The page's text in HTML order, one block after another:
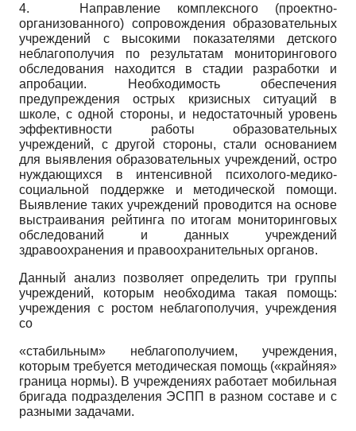
4.
Направление комплексного (проектно-
организованного) сопровождения образовательных
учреждений с высокими показателями детского
неблагополучия по результатам мониторингового
обследования находится в стадии разработки и
апробации. Необходимость обеспечения
предупреждения острых кризисных ситуаций в
школе, с одной стороны, и недостаточный уровень
эффективности работы образовательных
учреждений, с другой стороны, стали основанием
для выявления образовательных учреждений, остро
нуждающихся в интенсивной психолого-медико-
социальной поддержке и методической помощи.
Выявление таких учреждений проводится на основе
выстраивания рейтинга по итогам мониторин­говых
обследований и данных учреждений
здравоохранения и правоохранительных органов.
Данный анализ позволяет определить три группы
учреждений, которым необходима такая помощь:
учреждения с ростом неблагополучия, учреждения
со
«стабильным» неблагополучием, учреждения,
которым требуется методическая помощь («крайняя»
граница нормы). В учреждениях работает мобильная
бригада подразделения ЭСПП в разном составе и с
разными задачами.